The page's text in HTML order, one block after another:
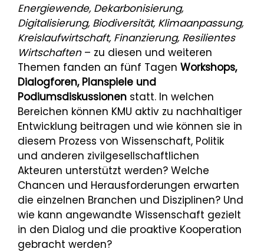
Energiewende, Dekarbonisierung,
Digitalisierung, Biodiversität, Klimaanpassung,
Kreislaufwirtschaft, Finanzierung, Resilientes
Wirtschaften– zu diesen und weiteren
Themen fanden an fünf Tagen Workshops,
Dialogforen, Planspiele und
Podiumsdiskussionen statt. In welchen
Bereichen können KMU aktiv zu nachhaltiger
Entwicklung beitragen und wie können sie in
diesem Prozess von Wissenschaft, Politik
und anderen zivilgesellschaftlichen
Akteuren unterstützt werden? Welche
Chancen und Herausforderungen erwarten
die einzelnen Branchen und Disziplinen? Und
wie kann angewandte Wissenschaft gezielt
in den Dialog und die proaktive Kooperation
gebracht werden?